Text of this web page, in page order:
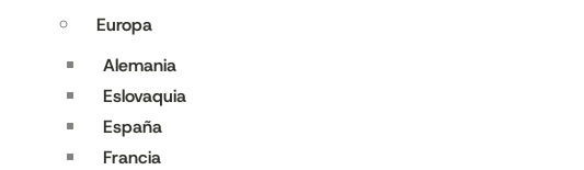
Europa
Alemania
Eslovaquia
España
Francia